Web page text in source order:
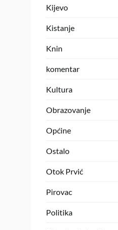
Kijevo
Kistanje
Knin
komentar
Kultura
Obrazovanje
Općine
Ostalo
Otok Prvić
Pirovac
Politika